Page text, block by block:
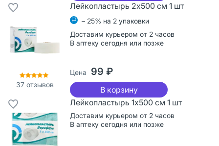
37отзывов
Лейкопластырь 2х500 см 1 шт
– 25% на 2 упаковки
Доставим курьером от 2 часов
В аптеку сегодня или позже
Цена 99 ₽
В корзину
Лейкопластырь 1х500 см 1 шт
Доставим курьером от 2 часов
В аптеку сегодня или позже